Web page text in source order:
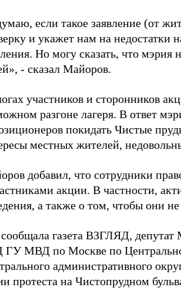
если такое заявление (от
и укажет нам на недостатки
Но могу сказать, что мэрия
- сказал Майоров.
участников и сторонников
разгоне лагеря. В ответ
покидать Чистые
местных жителей,
добавил, что сотрудники
акции. В частности,
а также о том, чтобы они
газета ВЗГЛЯД,
МВД по Москве по
административного
протеста на Чистопрудном